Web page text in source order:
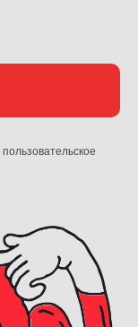
пользовательское